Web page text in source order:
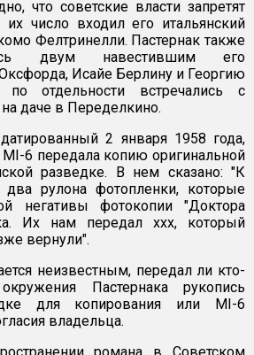
что советские власти запретят
их число входил его итальянский
Фелтринелли. Пастернак также
двум навестившим его
Исайе Берлину и Георгию
по отдельности встречались с
даче в Переделкино.
2 января 1958 года,
6 передала копию оригинальной
разведке. В нем сказано: "К
два рулона фотопленки, которые
негативы фотокопии "Доктора
Их нам передал xxx, который
вернули".
неизвестным, передал ли кто-
Пастернака рукопись
для копирования или MI-6
владельца.
романа в Советском